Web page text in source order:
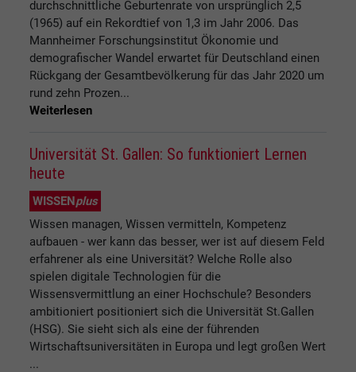
durchschnittliche Geburtenrate von ursprünglich 2,5
(1965) auf ein Rekordtief von 1,3 im Jahr 2006. Das
Mannheimer Forschungsinstitut Ökonomie und
demografischer Wandel erwartet für Deutschland einen
Rückgang der Gesamtbevölkerung für das Jahr 2020 um
rund zehn Prozen...
Weiterlesen
Universität St. Gallen: So funktioniert Lernen
heute
WISSENplus
Wissen managen, Wissen vermitteln, Kompetenz
aufbauen - wer kann das besser, wer ist auf diesem Feld
erfahrener als eine Universität? Welche Rolle also
spielen digitale Technologien für die
Wissensvermittlung an einer Hochschule? Besonders
ambitioniert positioniert sich die Universität St.Gallen
(HSG). Sie sieht sich als eine der führenden
Wirtschaftsuniversitäten in Europa und legt großen Wert
...